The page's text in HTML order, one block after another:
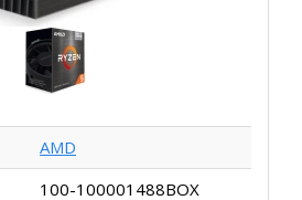
AMD
100-100001488BOX